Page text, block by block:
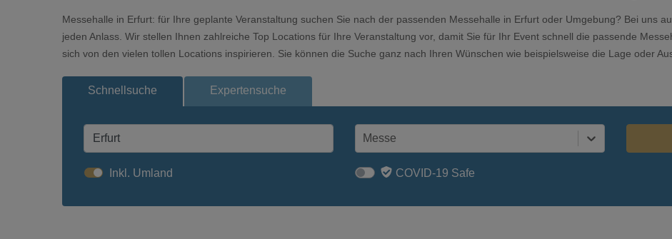
Messehalle in Erfurt: für Ihre geplante Veranstaltung suchen Sie nach der passenden Messehalle in Erfurt oder Umgebung? Bei uns
jeden Anlass. Wir stellen Ihnen zahlreiche Top Locations für Ihre Veranstaltung vor, damit Sie für Ihr Event schnell die passende
sich von den vielen tollen Locations inspirieren. Sie können die Suche ganz nach Ihren Wünschen wie beispielsweise die Lage oder
Schnellsuche Expertensuche
Messe
Inkl. Umland COVID-19 Safe